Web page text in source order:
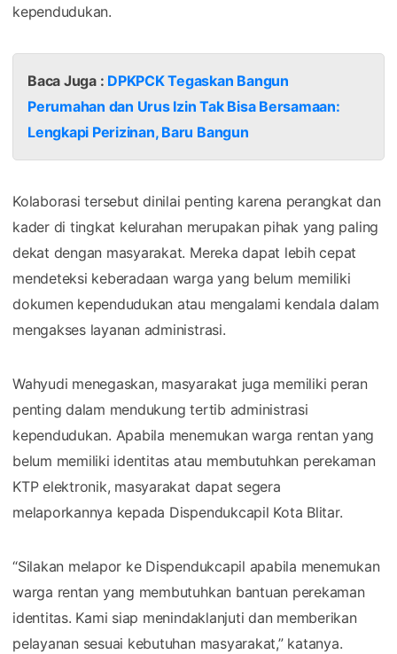
kependudukan.
Baca Juga : DPKPCK Tegaskan Bangun
Perumahan dan Urus Izin Tak Bisa Bersamaan:
Lengkapi Perizinan, Baru Bangun
Kolaborasi tersebut dinilai penting karena perangkat dan
kader di tingkat kelurahan merupakan pihak yang paling
dekat dengan masyarakat. Mereka dapat lebih cepat
mendeteksi keberadaan warga yang belum memiliki
dokumen kependudukan atau mengalami kendala dalam
mengakses layanan administrasi.
Wahyudi menegaskan, masyarakat juga memiliki peran
penting dalam mendukung tertib administrasi
kependudukan. Apabila menemukan warga rentan yang
belum memiliki identitas atau membutuhkan perekaman
KTP elektronik, masyarakat dapat segera
melaporkannya kepada Dispendukcapil Kota Blitar.
“Silakan melapor ke Dispendukcapil apabila menemukan
warga rentan yang membutuhkan bantuan perekaman
identitas. Kami siap menindaklanjuti dan memberikan
pelayanan sesuai kebutuhan masyarakat,” katanya.